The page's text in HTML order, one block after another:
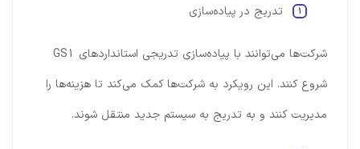
تدریج در پیاده‌سازی
شرکت‌ها می‌توانند با پیاده‌سازی تدریجی استانداردهای GS1
شروع کنند. این رویکرد به شرکت‌ها کمک می‌کند تا هزینه‌ها را
مدیریت کنند و به تدریج به سیستم جدید منتقل شوند.